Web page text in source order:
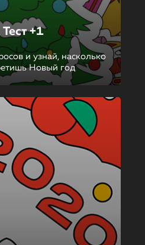
Тест +1
и узнай, насколько
Новый год